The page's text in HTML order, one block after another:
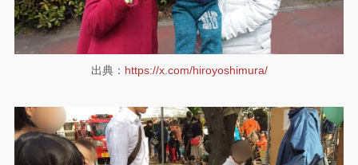
出典： https://x.com/hiroyoshimura/